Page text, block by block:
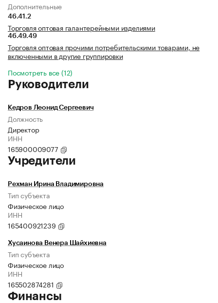
Дополнительные
46.41.2
Торговля оптовая галантерейными изделиями
46.49.49
Торговля оптовая прочими потребительскими товарами, не
включенными в другие группировки
Посмотреть все (12)
Руководители
Кедров Леонид Сергеевич
Должность
Директор
ИНН
165900009077
Учредители
Рехман Ирина Владимировна
Тип субъекта
Физическое лицо
ИНН
165400921239
Хусаинова Венера Шайхиевна
Тип субъекта
Физическое лицо
ИНН
165502874281
Финансы